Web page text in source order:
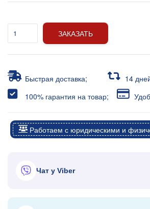
ЗАКАЗАТЬ
Быстрая доставка;
14
100% гарантия на товар;
Работаем с юридическими и
Чат у Viber